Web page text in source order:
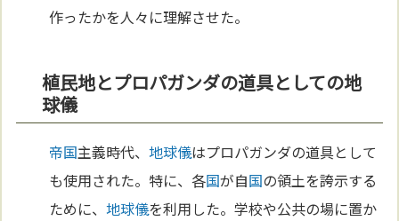
作ったかを人々に理解させた。
植民地とプロパガンダの道具としての地
球儀
帝国主義時代、地球儀はプロパガンダの道具として
も使用された。特に、各国が自国の領土を誇示する
ために、地球儀を利用した。学校や公共の場に置か